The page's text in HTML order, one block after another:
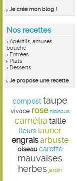
Je crée mon blog !
Nos recettes
Apéritifs, amuses
bouche
Entrées
Plats
Desserts
Je propose une recette
compost taupe
vivace rose hibiscus
camélia taille
fleurs laurier
engraisarbuste
oiseau carotte
mauvaises
herbes jardin